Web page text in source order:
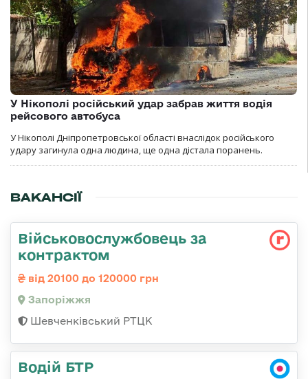
У Нікополі російський удар забрав життя водія
рейсового автобуса
У Нікополі Дніпропетровської області внаслідок російського
удару загинула одна людина, ще одна дістала поранень.
ВАКАНСІЇ
Військовослужбовець за
контрактом
від 20100 до 120000 грн
Запоріжжя
Шевченківський РТЦК
Водій БТР